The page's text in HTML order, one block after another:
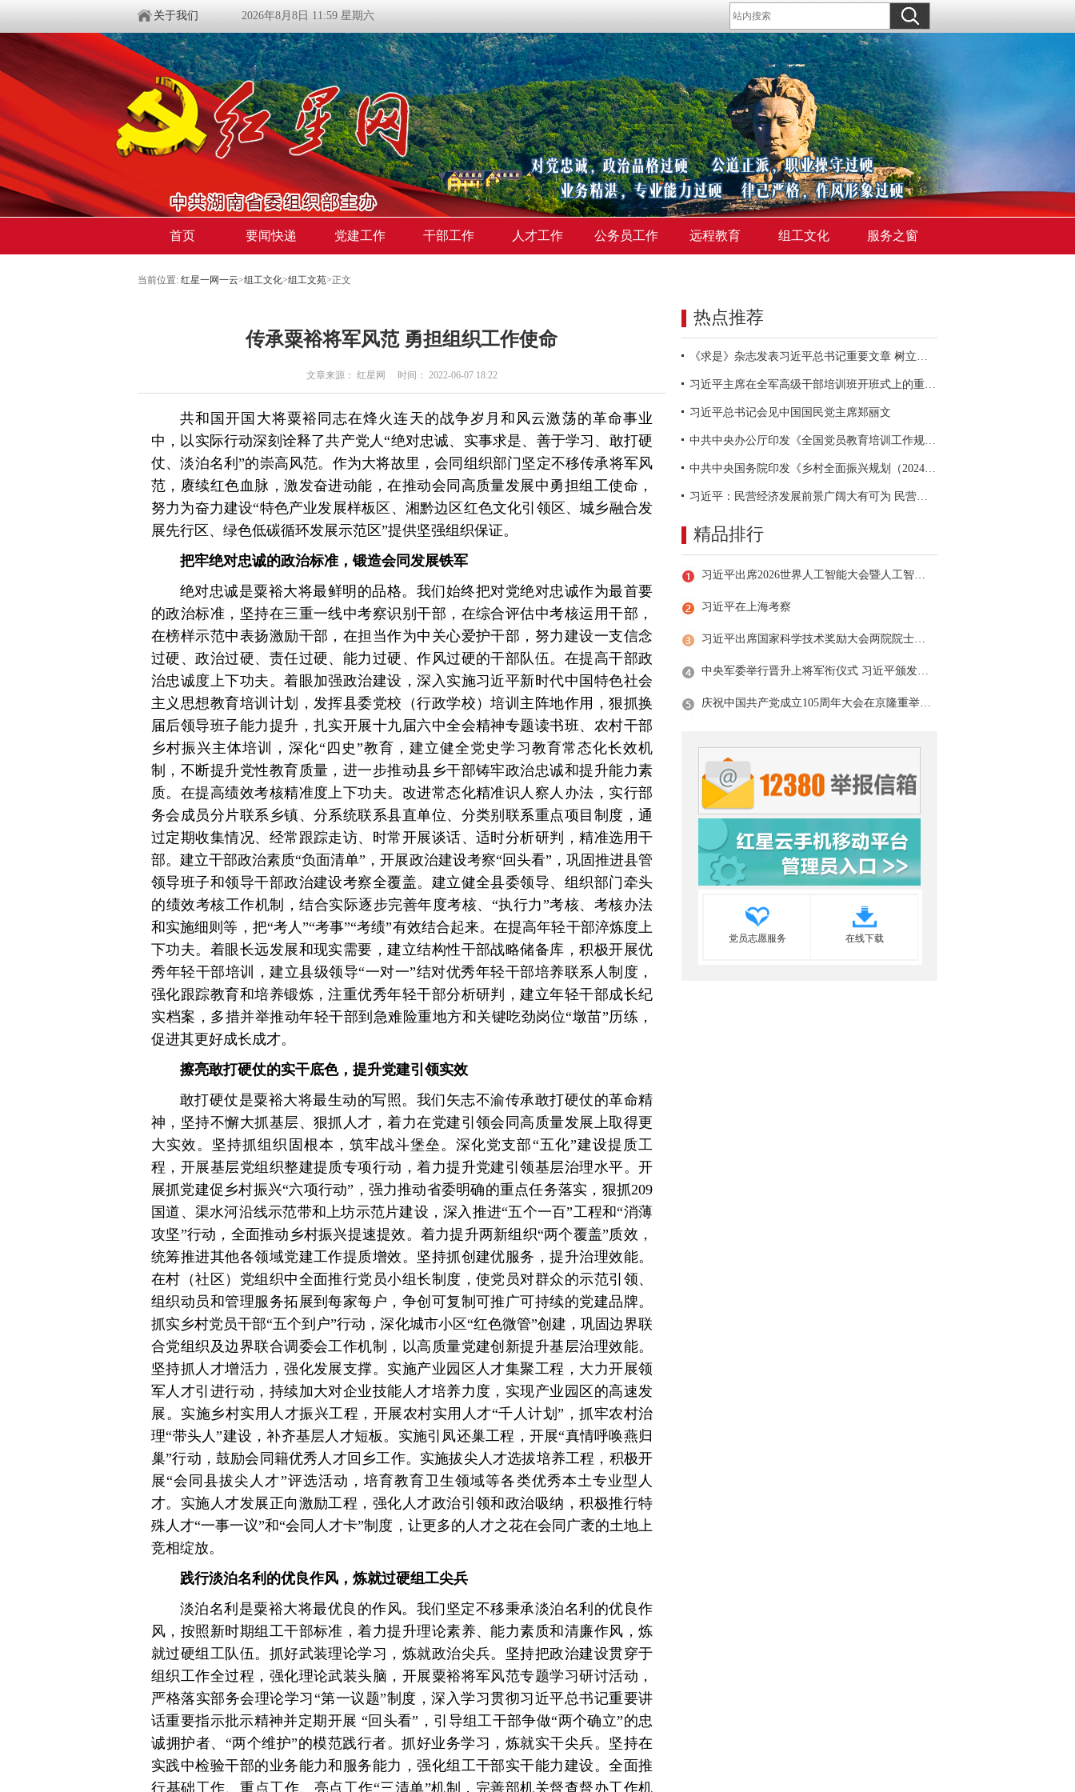
关于我们 2026年8月8日 11:59 星期六
首页 要闻快递 党建工作 干部工作 人才工作 公务员工作 远程教育 组工文化 服务之窗
当前位置: 红星一网一云>组工文化>组工文苑>正文
传承粟裕将军风范 勇担组织工作使命
文章来源： 红星网 时间： 2022-06-07 18:22
共和国开国大将粟裕 同志在烽火连天的战争岁月和风云激荡的革命事业
中，以实际行动深刻诠释了共产党人“绝对忠诚、实事求是、善于学习、敢打硬
仗、淡泊名利”的崇高风范。作为大将故里，会同组织部门坚定不移传承将军风
范，赓续红色血脉，激发奋进动能，在推动会同高质量发展中勇担组工使命，
努力为奋力建设“特色产业发展样板区、湘黔边区红色文化引领区、城乡融合发
展先行区、绿色低碳循环发展示范区”提供坚强组织保证。
把牢绝对忠诚的政治标准，锻造会同发展铁军
绝对忠诚是粟裕大将最鲜明的品格。我们始终把对党绝对忠诚作为最首要
的政治标准，坚持在三重一线中考察识别干部，在综合评估中考核运用干部，
在榜样示范中表扬激励干部，在担当作为中关心爱护干部，努力建设一支信念
过硬、政治过硬、责任过硬、能力过硬、作风过硬的干部队伍。在提高干部政
治忠诚度上下功夫。着眼加强政治建设，深入实施习近平新时代中国特色社会
主义思想教育培训计划，发挥县委党校（行政学校）培训主阵地作用，狠抓换
届后领导班子能力提升，扎实开展十九届六中全会精神专题读书班、农村干部
乡村振兴主体培训，深化“四史”教育，建立健全党史学习教育常态化长效机
制，不断提升党性教育质量，进一步推动县乡干部铸牢政治忠诚和提升能力素
质。在提高绩效考核精准度上下功夫。改进常态化精准识人察人办法，实行部
务会成员分片联系乡镇、分系统联系县直单位、分类别联系重点项目制度，通
过定期收集情况、经常跟踪走访、时常开展谈话、适时分析研判，精准选用干
部。建立干部政治素质“负面清单”，开展政治建设考察“回头看”，巩固推进县管
领导班子和领导干部政治建设考察全覆盖。建立健全县委领导、组织部门牵头
的绩效考核工作机制，结合实际逐步完善年度考核、“执行力”考核、考核办法
和实施细则等，把“考人”“考事”“考绩”有效结合起来。在提高年轻干部淬炼度上
下功夫。着眼长远发展和现实需要，建立结构性干部战略储备库，积极开展优
秀年轻干部培训，建立县级领导“一对一”结对优秀年轻干部培养联系人制度，
强化跟踪教育和培养锻炼，注重优秀年轻干部分析研判，建立年轻干部成长纪
实档案，多措并举推动年轻干部到急难险重地方和关键吃劲岗位“墩苗”历练，
促进其更好成长成才。
擦亮敢打硬仗的实干底色，提升党建引领实效
敢打硬仗是粟裕大将最生动的写照。我们矢志不渝传承敢打硬仗的革命精
神，坚持不懈大抓基层、狠抓人才，着力在党建引领会同高质量发展上取得更
大实效。坚持抓组织固根本，筑牢战斗堡垒。深化党支部“五化”建设提质工
程，开展基层党组织整建提质专项行动，着力提升党建引领基层治理水平。开
展抓党建促乡村振兴“六项行动”，强力推动省委明确的重点任务落实，狠抓209
国道、渠水河沿线示范带和上坊示范片建设，深入推进“五个一百”工程和“消薄
攻坚”行动，全面推动乡村振兴提速提效。着力提升两新组织“两个覆盖”质效，
统筹推进其他各领域党建工作提质增效。坚持抓创建优服务，提升治理效能。
在村（社区）党组织中全面推行党员小组长制度，使党员对群众的示范引领、
组织动员和管理服务拓展到每家每户，争创可复制可推广可持续的党建品牌。
抓实乡村党员干部“五个到户”行动，深化城市小区“红色微管”创建，巩固边界联
合党组织及边界联合调委会工作机制，以高质量党建创新提升基层治理效能。
坚持抓人才增活力，强化发展支撑。实施产业园区人才集聚工程，大力开展领
军人才引进行动，持续加大对企业技能人才培养力度，实现产业园区的高速发
展。实施乡村实用人才振兴工程，开展农村实用人才“千人计划”，抓牢农村治
理“带头人”建设，补齐基层人才短板。实施引凤还巢工程，开展“真情呼唤燕归
巢”行动，鼓励会同籍优秀人才回乡工作。实施拔尖人才选拔培养工程，积极开
展“会同县拔尖人才”评选活动，培育教育卫生领域等各类优秀本土专业型人
才。实施人才发展正向激励工程，强化人才政治引领和政治吸纳，积极推行特
殊人才“一事一议”和“会同人才卡”制度，让更多的人才之花在会同广袤的土地上
竞相绽放。
践行淡泊名利的优良作风，炼就过硬组工尖兵
淡泊名利是粟裕大将最优良的作风。我们坚定不移秉承淡泊名利的优良作
风，按照新时期组工干部标准，着力提升理论素养、能力素质和清廉作风，炼
就过硬组工队伍。抓好武装理论学习，炼就政治尖兵。坚持把政治建设贯穿于
组织工作全过程，强化理论武装头脑，开展粟裕将军风范专题学习研讨活动，
严格落实部务会理论学习“第一议题”制度，深入学习贯彻习近平总书记重要讲
话重要指示批示精神并定期开展 “回头看”，引导组工干部争做“两个确立”的忠
诚拥护者、“两个维护”的模范践行者。抓好业务学习，炼就实干尖兵。坚持在
实践中检验干部的业务能力和服务能力，强化组工干部实干能力建设。全面推
行基础工作、重点工作、亮点工作“三清单”机制，完善部机关督查督办工作机
热点推荐
《求是》杂志发表习近平总书记重要文章 树立和践行正确政绩观
习近平主席在全军高级干部培训班开班式上的重要讲话引领全军开展思想整风、深化政治整训
习近平总书记会见中国国民党主席郑丽文
中共中央办公厅印发《全国党员教育培训工作规划（2024－2028年）》
中共中央国务院印发《乡村全面振兴规划（2024—2027年）》
习近平：民营经济发展前景广阔大有可为 民营企业和民营企业家大显身手正当其时
精品排行
习近平出席2026世界人工智能大会暨人工智能全球治理高级别会议开幕式并发表主旨讲话
习近平在上海考察
习近平出席国家科学技术奖励大会两院院士大会中国科协第十一次全国代表大会并发表重要讲话
中央军委举行晋升上将军衔仪式 习近平颁发命令状并向晋衔的军官表示祝贺
庆祝中国共产党成立105周年大会在京隆重举行 习近平发表重要讲话
党员志愿服务 在线下载